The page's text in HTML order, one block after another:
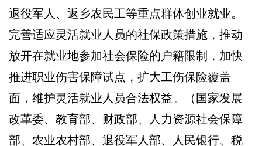
退役军人、返乡农民工等重点群体创业就业。
完善适应灵活就业人员的社保政策措施，推动
放开在就业地参加社会保险的户籍限制，加快
推进职业伤害保障试点，扩大工伤保险覆盖
面，维护灵活就业人员合法权益。（国家发展
改革委、教育部、财政部、人力资源社会保障
部、农业农村部、退役军人部、人民银行、税